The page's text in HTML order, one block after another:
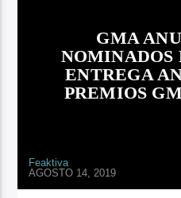
GMA
NOMINADOS
ENTREGA
PREMIOS
Feaktiva
AGOSTO 14, 2019